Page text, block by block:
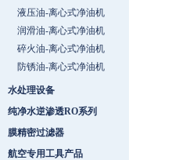
液压油-离心式净油机
润滑油-离心式净油机
碎火油-离心式净油机
防锈油-离心式净油机
水处理设备
纯净水逆渗透RO系列
膜精密过滤器
航空专用工具产品